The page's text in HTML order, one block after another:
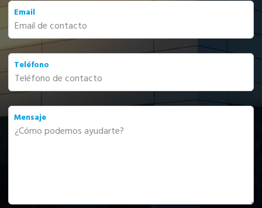
Email
Teléfono
Mensaje